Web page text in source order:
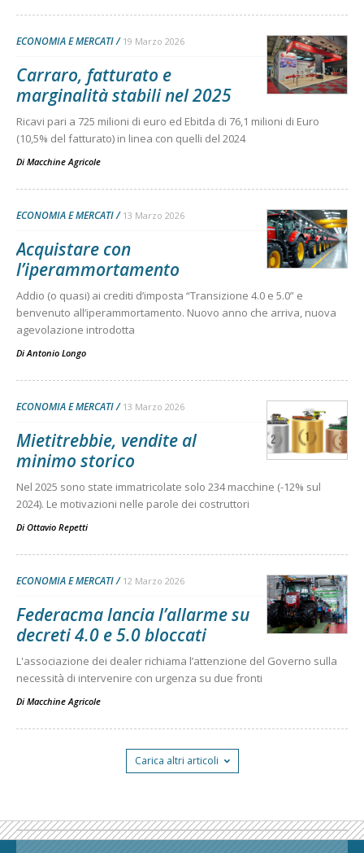
ECONOMIA E MERCATI 19 Marzo 2026
Carraro, fatturato e
marginalità stabili nel 2025
Ricavi pari a 725 milioni di euro ed Ebitda di 76,1 milioni di Euro
(10,5% del fatturato) in linea con quelli del 2024
Di Macchine Agricole
ECONOMIA E MERCATI 13 Marzo 2026
Acquistare con
l’iperammortamento
Addio (o quasi) ai crediti d’imposta “Transizione 4.0 e 5.0” e
benvenuto all’iperammortamento. Nuovo anno che arriva, nuova
agevolazione introdotta
Di Antonio Longo
ECONOMIA E MERCATI 13 Marzo 2026
Mietitrebbie, vendite al
minimo storico
Nel 2025 sono state immatricolate solo 234 macchine (-12% sul
2024). Le motivazioni nelle parole dei costruttori
Di Ottavio Repetti
ECONOMIA E MERCATI 12 Marzo 2026
Federacma lancia l’allarme su
decreti 4.0 e 5.0 bloccati
L'associazione dei dealer richiama l’attenzione del Governo sulla
necessità di intervenire con urgenza su due fronti
Di Macchine Agricole
Carica altri articoli